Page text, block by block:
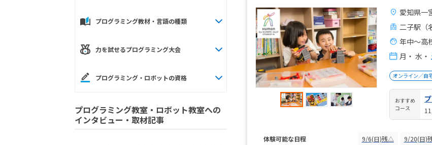
プログラミング教材・言語の種類
力を試せるプログラミング大会
プログラミング・ロボットの資格
プログラミング教室・ロボット教室への
インタビュー・取材記事
愛知県一
二子駅（
年中～高
月 ・ 水 ・
オンライン／自
おすすめ
コース
体験可能な日程 9/6(日)残△ 9/20(日)